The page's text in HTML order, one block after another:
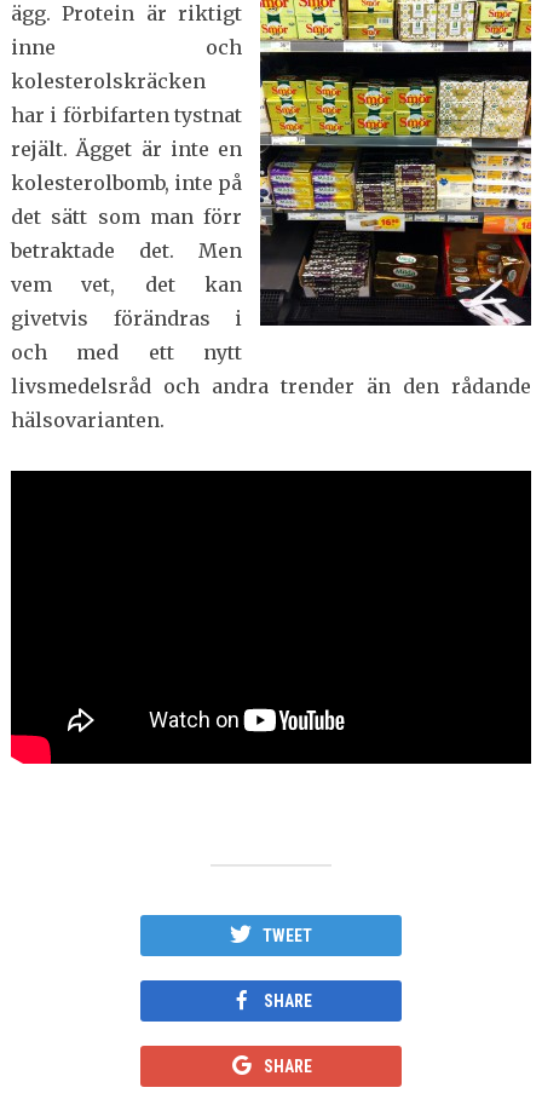
ägg. Protein är riktigt
inne och
kolesterolskräcken
har i förbifarten tystnat
rejält. Ägget är inte en
kolesterolbomb, inte på
det sätt som man förr
betraktade det. Men
vem vet, det kan
givetvis förändras i
och med ett nytt
livsmedelsråd och andra trender än den rådande
hälsovarianten.
TWEET
SHARE
SHARE